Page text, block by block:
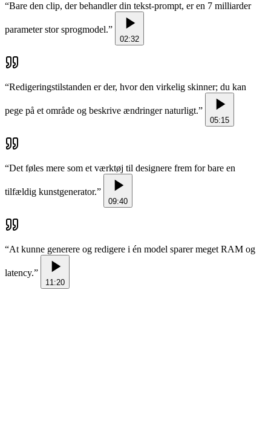
“Bare den clip, der behandler din tekst-prompt, er en 7 milliarder
parameter stor sprogmodel.”
02:32
“Redigeringstilstanden er der, hvor den virkelig skinner; du kan
pege på et område og beskrive ændringer naturligt.”
05:15
“Det føles mere som et værktøj til designere frem for bare en
tilfældig kunstgenerator.”
09:40
“At kunne generere og redigere i én model sparer meget RAM og
latency.”
11:20